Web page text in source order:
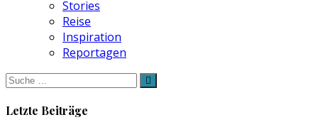
Stories
Reise
Inspiration
Reportagen
Suche
nach:
Letzte Beiträge